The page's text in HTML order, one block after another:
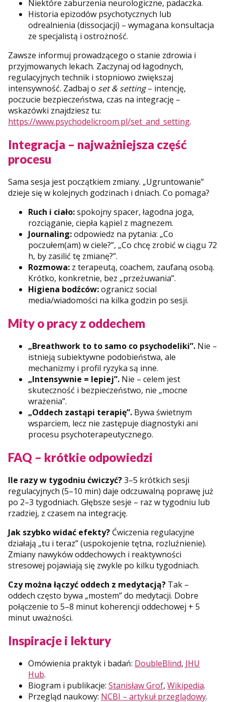
Niektóre zaburzenia neurologiczne, padaczka.
Historia epizodów psychotycznych lub
odrealnienia (dissocjacji) – wymagana konsultacja
ze specjalistą i ostrożność.
Zawsze informuj prowadzącego o stanie zdrowia i
przyjmowanych lekach. Zaczynaj od łagodnych,
regulacyjnych technik i stopniowo zwiększaj
intensywność. Zadbaj o set & setting– intencję,
poczucie bezpieczeństwa, czas na integrację –
wskazówki znajdziesz tu:
https://www.psychodelicroom.pl/set_and_setting.
Integracja – najważniejsza część
procesu
Sama sesja jest początkiem zmiany. „Ugruntowanie”
dzieje się w kolejnych godzinach i dniach. Co pomaga?
Ruch i ciało:spokojny spacer, łagodna joga,
rozciąganie, ciepła kąpiel z magnezem.
Journaling:odpowiedz na pytania: „Co
poczułem(am) w ciele?”, „Co chcę zrobić w ciągu 72
h, by zasilić tę zmianę?”.
Rozmowa: z terapeutą, coachem, zaufaną osobą.
Krótko, konkretnie, bez „przeżuwania”.
Higiena bodźców:ogranicz social
media/wiadomości na kilka godzin po sesji.
Mity o pracy z oddechem
„Breathwork to to samo co psychodeliki”. Nie –
istnieją subiektywne podobieństwa, ale
mechanizmy i profil ryzyka są inne.
„Intensywnie = lepiej”. Nie – celem jest
skuteczność i bezpieczeństwo, nie „mocne
wrażenia”.
„Oddech zastąpi terapię”. Bywa świetnym
wsparciem, lecz nie zastępuje diagnostyki ani
procesu psychoterapeutycznego.
FAQ – krótkie odpowiedzi
Ile razy w tygodniu ćwiczyć?3–5 krótkich sesji
regulacyjnych (5–10 min) daje odczuwalną poprawę już
po 2–3 tygodniach. Głębsze sesje – raz w tygodniu lub
rzadziej, z czasem na integrację.
Jak szybko widać efekty? Ćwiczenia regulacyjne
działają „tu i teraz” (uspokojenie tętna, rozluźnienie).
Zmiany nawyków oddechowych i reaktywności
stresowej pojawiają się zwykle po kilku tygodniach.
Czy można łączyć oddech z medytacją? Tak –
oddech często bywa „mostem” do medytacji. Dobre
połączenie to 5–8 minut koherencji oddechowej + 5
minut uważności.
Inspiracje i lektury
Omówienia praktyk i badań: DoubleBlind, JHU
Hub.
Biogram i publikacje: Stanisław Grof, Wikipedia.
Przegląd naukowy: NCBI – artykuł przeglądowy.